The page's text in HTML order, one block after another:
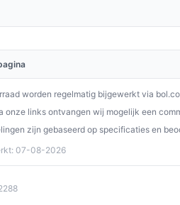
op een stabiele
Voer deze twee concrete
of het apparaat volledig opgeladen
de specificaties of alle benodigde
worden regelmatig bijgewerkt via
onze links ontvangen wij mogelijk een
zijn gebaseerd op specificaties en
07-08-2026